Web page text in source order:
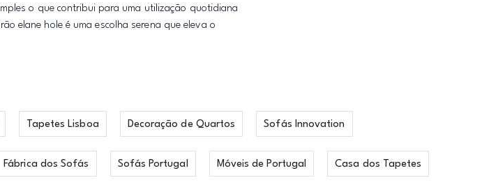
o que contribui para uma utilização quotidiana
elane hole é uma escolha serena que eleva o
Tapetes Lisboa Decoração de Quartos Sofás Innovation
Fábrica dos Sofás Sofás Portugal Móveis de Portugal Casa dos Tapetes